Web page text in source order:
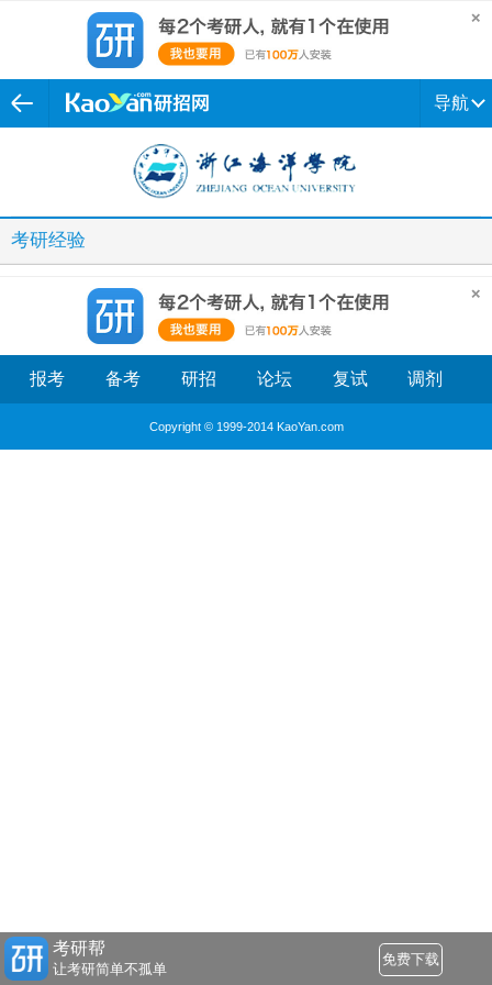
导航
考研经验
报考 备考 研招 论坛 复试 调剂
Copyright © 1999-2014 KaoYan.com
考研帮
让考研简单不孤单
免费下载